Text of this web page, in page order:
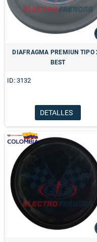
DIAFRAGMA PREMIUN TIPO
BEST
ID: 3132
DETALLES